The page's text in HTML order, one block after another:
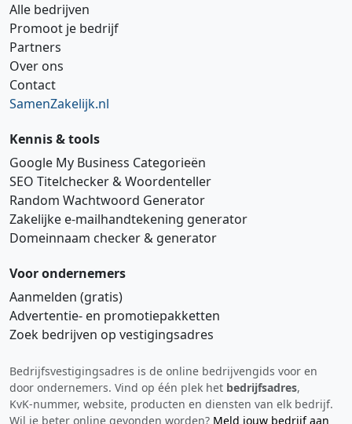
Alle bedrijven
Promoot je bedrijf
Partners
Over ons
Contact
SamenZakelijk.nl
Kennis & tools
Google My Business Categorieën
SEO Titelchecker & Woordenteller
Random Wachtwoord Generator
Zakelijke e‑mailhandtekening generator
Domeinnaam checker & generator
Voor ondernemers
Aanmelden (gratis)
Advertentie‑ en promotiepakketten
Zoek bedrijven op vestigingsadres
Bedrijfsvestigingsadres is de online bedrijvengids voor en
door ondernemers. Vind op één plek het bedrijfsadres,
KvK‑nummer, website, producten en diensten van elk bedrijf.
Wil je beter online gevonden worden? Meld jouw bedrijf aan
Hi 👋 We horen graag uw feedback!